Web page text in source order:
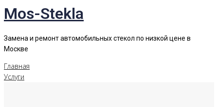
Mos-Stekla
Замена и ремонт автомобильных стекол по низкой цене в
Москве
Главная
Услуги